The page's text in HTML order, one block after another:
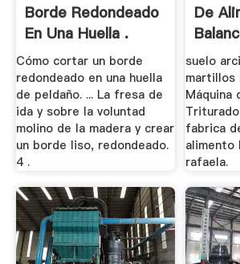
Borde Redondeado
En Una Huella .
Cómo cortar un borde
redondeado en una huella
de peldaño. ... La fresa de
ida y sobre la voluntad
molino de la madera y crear
un borde liso, redondeado.
4 .
De
suelo
martillos
Máquina
fabrica
alimento
rafaela.